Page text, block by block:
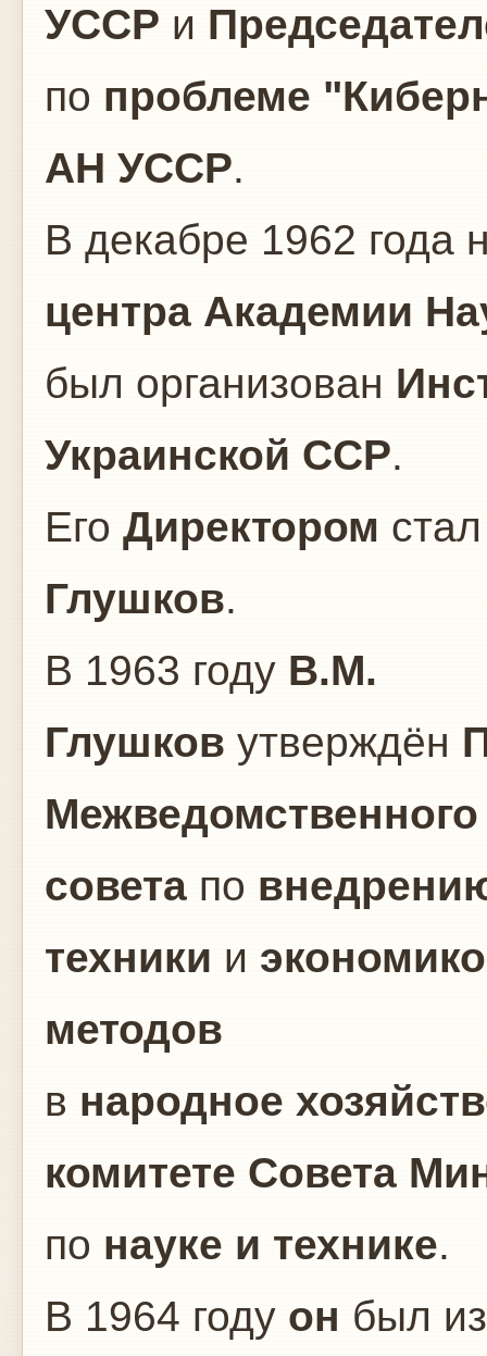
УССР и
по проблеме
АН УССР.
В декабре 1962 года
центра Академии
был организован
Украинской ССР.
Его Директором
Глушков.
В 1963 году В.М.
Глушков утверждён
Межведомственного
совета по
техники и
методов
в народное
комитете Совета
по науке и технике.
В 1964 году он был